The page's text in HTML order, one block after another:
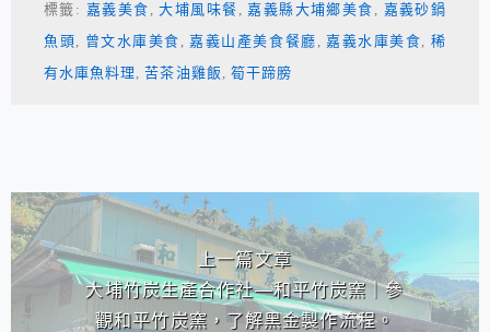
標籤: 嘉義美食 ,大埔風味餐 ,嘉義縣大埔鄉美食 , 嘉義砂鍋
魚頭, 曾文水庫美食 ,嘉義山產美食餐廳 ,嘉義水庫美食, 稀
有水庫魚料理,苦茶油雞飯 , 筍干蹄膀
相連文章
上一篇文章
大埔竹炭生產合作社—和平竹炭窯｜參
觀和平竹炭窯，了解黑金製作流程。